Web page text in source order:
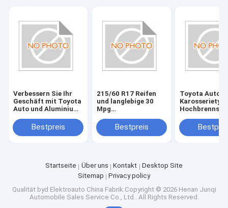
Verbessern Sie Ihr
Geschäft mit Toyota
Auto und Aluminium-
perfekte
Kombination
Bestpreis
215/60 R17 Reifen
und langlebige 30
Mpg
im Tayota-Pkw
Bestpreis
Toyota Auto
Dachträger
Startseite Über uns Kontakt
Desktop Site
Sitemap
Privacy policy
Qualität byd Elektroauto China Fabrik.Copyright © 2026 Henan Junqi
Automobile Sales Service Co., Ltd.. All Rights Reserved.